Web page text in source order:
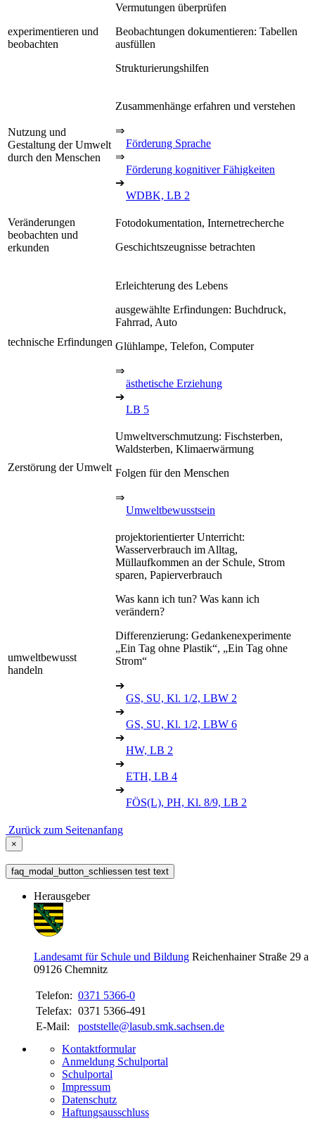
experimentieren und
beobachten
Vermutungen überprüfen
Beobachtungen dokumentieren: Tabellen
ausfüllen
Strukturierungshilfen
Nutzung und
Gestaltung der Umwelt
durch den Menschen
Zusammenhänge erfahren und verstehen
⇒
Förderung Sprache
⇒
Förderung kognitiver Fähigkeiten
➔
WDBK, LB 2
Veränderungen
beobachten und
erkunden
Fotodokumentation, Internetrecherche
Geschichtszeugnisse betrachten
technische Erfindungen
Erleichterung des Lebens
ausgewählte Erfindungen: Buchdruck,
Fahrrad, Auto
Glühlampe, Telefon, Computer
⇒
ästhetische Erziehung
➔
LB 5
Zerstörung der Umwelt
Umweltverschmutzung: Fischsterben,
Waldsterben, Klimaerwärmung
Folgen für den Menschen
⇒
Umweltbewusstsein
umweltbewusst
handeln
projektorientierter Unterricht:
Wasserverbrauch im Alltag,
Müllaufkommen an der Schule, Strom
sparen, Papierverbrauch
Was kann ich tun? Was kann ich
verändern?
Differenzierung: Gedankenexperimente
„Ein Tag ohne Plastik“, „Ein Tag ohne
Strom“
➔
GS, SU, Kl. 1/2, LBW 2
➔
GS, SU, Kl. 1/2, LBW 6
➔
HW, LB 2
➔
ETH, LB 4
➔
FÖS(L), PH, Kl. 8/9, LB 2
Zurück zum Seitenanfang
×
faq_modal_button_schliessen test text
Herausgeber
Landesamt für Schule und Bildung Reichenhainer Straße 29 a
09126 Chemnitz
Telefon: 0371 5366-0
Telefax: 0371 5366-491
E-Mail:
poststelle@lasub.smk.sachsen.de
Kontaktformular
Anmeldung Schulportal
Schulportal
Impressum
Datenschutz
Haftungsausschluss